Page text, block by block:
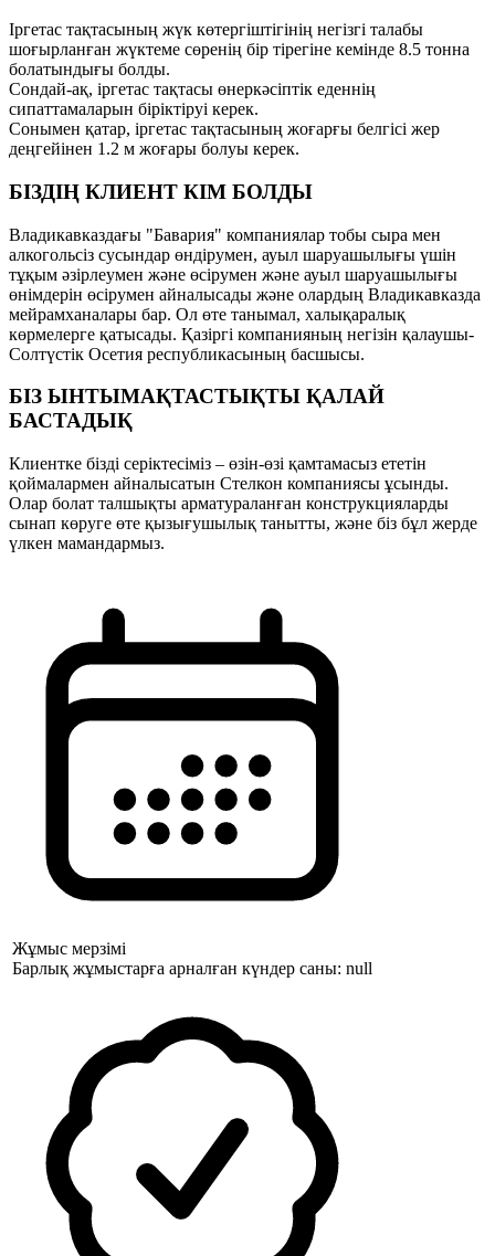
Іргетас тақтасының жүк көтергіштігінің негізгі талабы
шоғырланған жүктеме сөренің бір тірегіне кемінде 8.5 тонна
болатындығы болды.
Сондай-ақ, іргетас тақтасы өнеркәсіптік еденнің
сипаттамаларын біріктіруі керек.
Сонымен қатар, іргетас тақтасының жоғарғы белгісі жер
деңгейінен 1.2 м жоғары болуы керек.
БІЗДІҢ КЛИЕНТ КІМ БОЛДЫ
Владикавказдағы "Бавария" компаниялар тобы сыра мен
алкогольсіз сусындар өндірумен, ауыл шаруашылығы үшін
тұқым әзірлеумен және өсірумен және ауыл шаруашылығы
өнімдерін өсірумен айналысады және олардың Владикавказда
мейрамханалары бар. Ол өте танымал, халықаралық
көрмелерге қатысады. Қазіргі компанияның негізін қалаушы-
Солтүстік Осетия республикасының басшысы.
БІЗ ЫНТЫМАҚТАСТЫҚТЫ ҚАЛАЙ
БАСТАДЫҚ
Клиентке бізді серіктесіміз – өзін-өзі қамтамасыз ететін
қоймалармен айналысатын Стелкон компаниясы ұсынды.
Олар болат талшықты арматураланған конструкцияларды
сынап көруге өте қызығушылық танытты, және біз бұл жерде
үлкен мамандармыз.
Жұмыс мерзімі
Барлық жұмыстарға арналған күндер саны: null